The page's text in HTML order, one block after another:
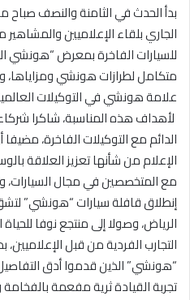
بدأ الحدث في الثامنة والنصف صباح
الجاريبلقاء الإعلاميينوالمشاهير
للسيارات الفاخرة بمعرض “هونشي
متكامللطرازات هونشي
علامة هونشي في التوكيلات
لأهداف هذه المناسبة، شاكرا
الدائم مع التوكيلات الفاخرة،
الإعلام من شأنها تعزيز العلاقة
مع المتخصصين في مجال السيارات،و
إنطلاق قافلة سيارات “هونشي”
الرياض، وصولا إلى منتجع نوفا
التجارب الفردية من قبل
“هونشي” الذين قدموا أدق
تجربة القيادة ثرية مفعمة بالفخامة